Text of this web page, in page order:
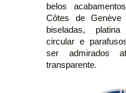
belos
Côtes de Genève
biseladas,
circular e
ser admirados
transparente.